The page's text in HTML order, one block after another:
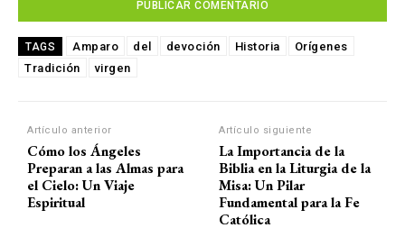
TAGS Amparo del devoción Historia
Orígenes
Tradición
virgen
Artículo anterior
Cómo los Ángeles
Preparan a las Almas para
el Cielo: Un Viaje
Espiritual
Artículo siguiente
La Importancia de la
Biblia en la Liturgia de la
Misa: Un Pilar
Fundamental para la Fe
Católica